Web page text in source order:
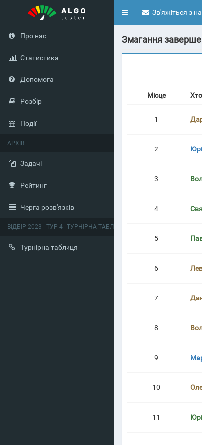
Toggle
Зв'яжіться з
Про нас
Статистика
Допомога
Розбір
Події
АРХІВ
Задачі
Рейтинг
Черга розв'язків
ВІДБІР 2023 - ТУР 4 | ТУРНІРНА ТАБЛИЦЯ
Турнірна таблиця
Змагання
Місце Хто
1
2
3
4
5
6
7
8
9
10
11